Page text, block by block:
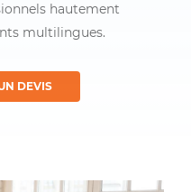
hautement
multilingues.
DEVIS